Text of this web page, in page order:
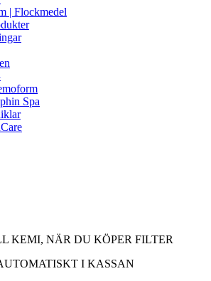
| Flockmedel
Spa
KEMI, NÄR DU KÖPER FILTER
I KASSAN